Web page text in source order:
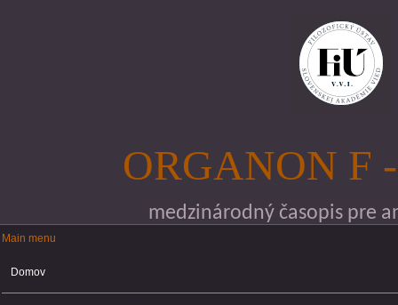
ORGANON F
medzinárodný časopis pre
Main menu
Main menu
Domov